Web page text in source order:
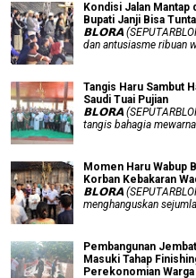
Kondisi Jalan Mantap
Bupati Janji Bisa
𝗕𝗟𝗢𝗥𝗔
dan antusiasme ribuan
Tangis Haru Sambut
Saudi Tuai Pujian
𝗕𝗟𝗢𝗥𝗔
tangis bahagia
Momen Haru Wabup
Korban Kebakaran
𝗕𝗟𝗢𝗥𝗔
menghanguskan
Pembangunan
Masuki Tahap
Perekonomian Warga